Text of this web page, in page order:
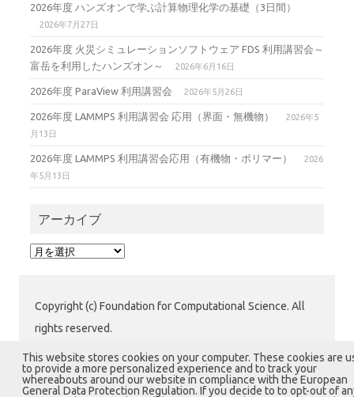
2026年度 ハンズオンで学ぶ計算物理化学の基礎（3日間）
2026年7月27日
2026年度 火災シミュレーションソフトウェア FDS 利用講習会～
富岳を利用したハンズオン～
2026年6月16日
2026年度 ParaView 利用講習会 2026年5月26日
2026年度 LAMMPS 利用講習会 応用（界面・無機物）
2026年5
月13日
2026年度 LAMMPS 利用講習会応用（有機物・ポリマー）
2026
年5月13日
アーカイブ
ア
ブ
Copyright (c) Foundation for Computational Science. All
rights reserved.
公益財団法人 計算科学振興財団 (FOCUS) 運用グループ
〒650-0047 兵庫県神戸市中央区港島南町7-1-28 計算科
This website stores cookies on your computer. These cookies are
to provide a more personalized experience and to track your
whereabouts around our website in compliance with the European
General Data Protection Regulation. If you decide to to opt-out of